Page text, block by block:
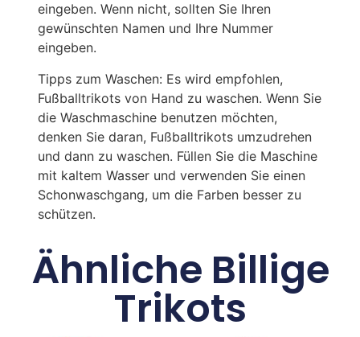
eingeben. Wenn nicht, sollten Sie Ihren
gewünschten Namen und Ihre Nummer
eingeben.
Tipps zum Waschen: Es wird empfohlen,
Fußballtrikots von Hand zu waschen. Wenn Sie
die Waschmaschine benutzen möchten,
denken Sie daran, Fußballtrikots umzudrehen
und dann zu waschen. Füllen Sie die Maschine
mit kaltem Wasser und verwenden Sie einen
Schonwaschgang, um die Farben besser zu
schützen.
Ähnliche Billige
Trikots